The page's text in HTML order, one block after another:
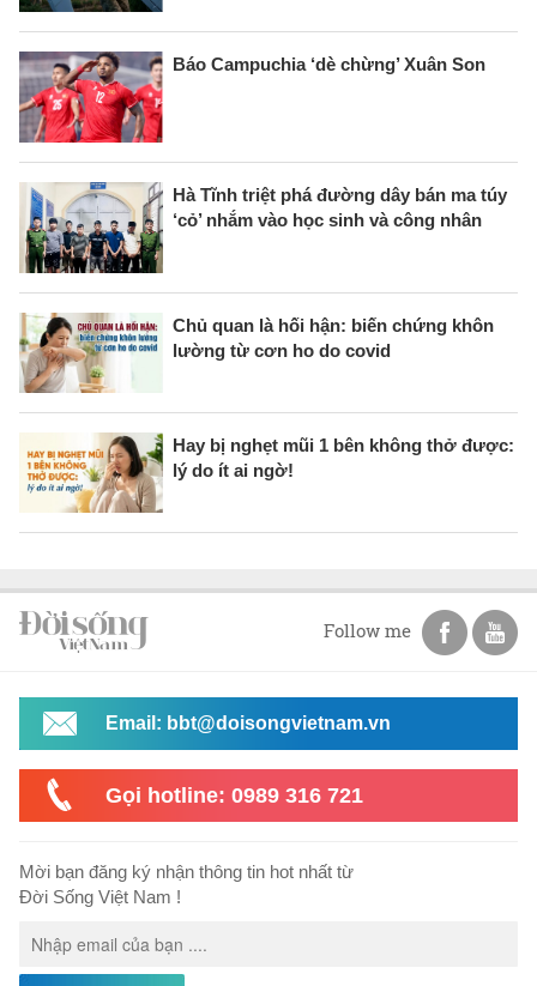
Báo Campuchia ‘dè chừng’ Xuân Son
Hà Tĩnh triệt phá đường dây bán ma túy
‘cỏ’ nhắm vào học sinh và công nhân
Chủ quan là hối hận: biến chứng khôn
lường từ cơn ho do covid
Hay bị nghẹt mũi 1 bên không thở được:
lý do ít ai ngờ!
Follow me
Email: bbt@doisongvietnam.vn
Gọi hotline: 0989 316 721
Mời bạn đăng ký nhận thông tin hot nhất từ
Đời Sống Việt Nam !